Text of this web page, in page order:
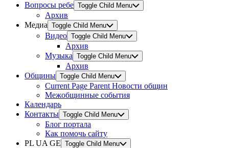
Вопросы ребе Toggle Child Menu
Архив
Медиа Toggle Child Menu
Видео Toggle Child Menu
Архив
Музыка Toggle Child Menu
Архив
Общины Toggle Child Menu
Current Page Parent Новости общин
Межобщинные события
Календарь
Контакты Toggle Child Menu
Блог портала
Как помочь сайту
PL UA GE Toggle Child Menu